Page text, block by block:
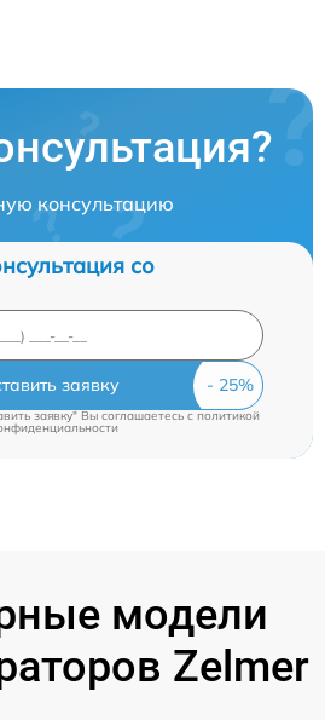
консультацию
со
заявку
заявку" Вы соглашаетесь c политикой
модели
Zelmer